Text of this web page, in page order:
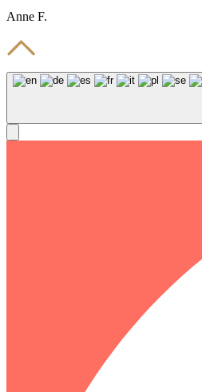
Anne F.